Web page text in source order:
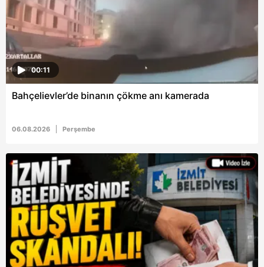
vasıtasıyla belirleyebilirsiniz. Çerezlere ilişkin detaylı bilgi
için Ayarlar butonuna tıklayabilir,
Metnimiziziyaret edebilirsiniz.
6698 sayılı Kişisel Verilerin Korunması Kanunu uyarınca
hazırlanmış Aydınlatma Metnimizi okumak ve sitemizde
ilgili mevzuata uygun olarak kullanılan çerezlerle ilgili bilgi
almak için lütfen
tıklayınız.
00:11
Bahçelievler’de binanın çökme anı kamerada
06.08.2026 Perşembe